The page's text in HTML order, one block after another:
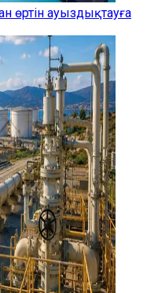
өртін ауыздықтауға